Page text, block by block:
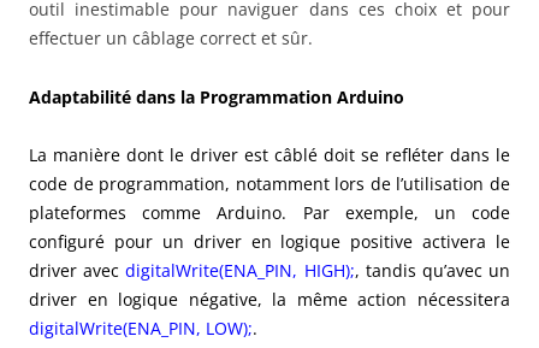
outil inestimable pour naviguer dans ces choix et pour
effectuer un câblage correct et sûr.
Adaptabilité dans la Programmation Arduino
La manière dont le driver est câblé doit se refléter dans le
code de programmation, notamment lors de l’utilisation de
plateformes comme Arduino. Par exemple, un code
configuré pour un driver en logique positive activera le
driver avecdigitalWrite(ENA_PIN, HIGH);, tandis qu’avec un
driver en logique négative, la même action nécessitera
digitalWrite(ENA_PIN, LOW);.